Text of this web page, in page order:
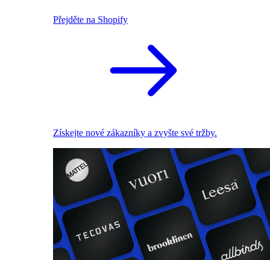
Přejděte na Shopify
Získejte nové zákazníky a zvyšte své tržby.